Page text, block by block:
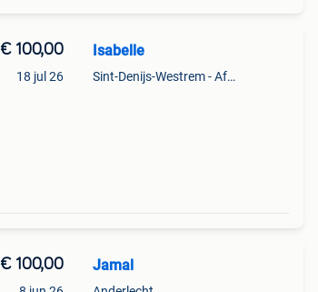
€ 100,00
18 jul 26
Isabelle
Sint-Denijs-Westrem - Afsnee
€ 100,00 Jamal